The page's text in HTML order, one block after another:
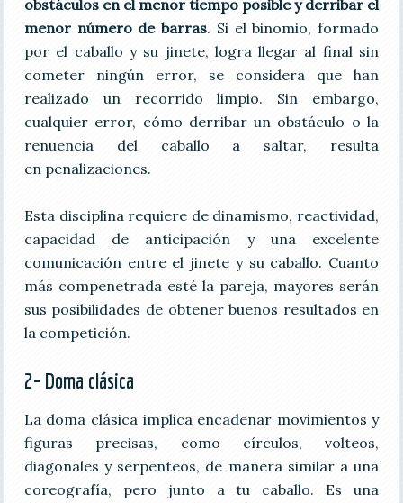
obstáculos en el menor tiempo posible y derribar el
menor número de barras. Si el binomio, formado
por el caballo y su jinete, logra llegar al final sin
cometer ningún error, se considera que han
realizado un recorrido limpio. Sin embargo,
cualquier error, cómo derribar un obstáculo o la
renuencia del caballo a saltar, resulta
en penalizaciones.
Esta disciplina requiere de dinamismo, reactividad,
capacidad de anticipación y una excelente
comunicación entre el jinete y su caballo. Cuanto
más compenetrada esté la pareja, mayores serán
sus posibilidades de obtener buenos resultados en
la competición.
2- Doma clásica
La doma clásica implica encadenar movimientos y
figuras precisas, como círculos, volteos,
diagonales y serpenteos, de manera similar a una
coreografía, pero junto a tu caballo. Es una